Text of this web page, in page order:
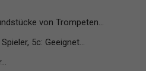
von Trompeten...
5c: Geeignet...